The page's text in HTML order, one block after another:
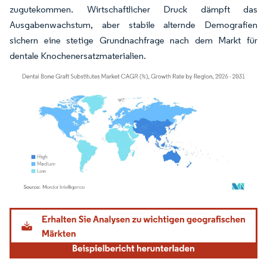
zugutekommen. Wirtschaftlicher Druck dämpft das
Ausgabenwachstum, aber stabile alternde Demografien
sichern eine stetige Grundnachfrage nach dem Markt für
dentale Knochenersatzmaterialien.
Bild © Mordor Intelligence. Wiederverwendung erfordert Namensnennung gemäß